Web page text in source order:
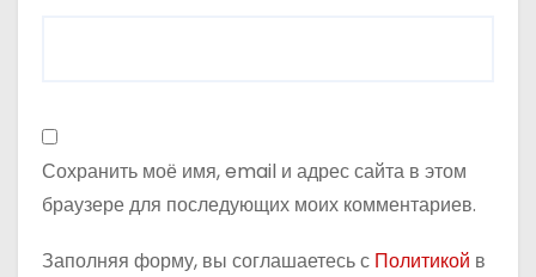
Сохранить моё имя, email и адрес сайта в этом
браузере для последующих моих комментариев.
Заполняя форму, вы соглашаетесь с Политикой в